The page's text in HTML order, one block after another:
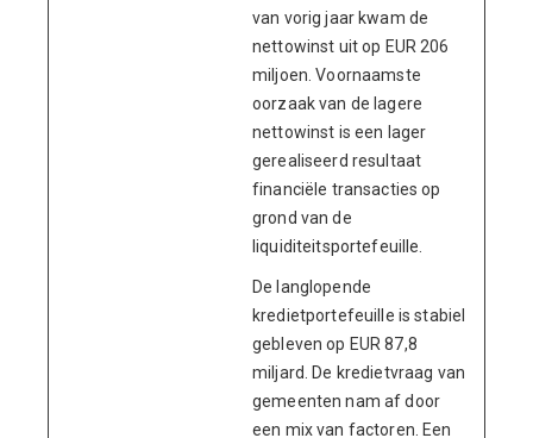
van vorig jaar kwam de
nettowinst uit op EUR 206
miljoen. Voornaamste
oorzaak van de lagere
nettowinst is een lager
gerealiseerd resultaat
financiële transacties op
grond van de
liquiditeitsportefeuille.
De langlopende
kredietportefeuille is stabiel
gebleven op EUR 87,8
miljard. De kredietvraag van
gemeenten nam af door
een mix van factoren. Een